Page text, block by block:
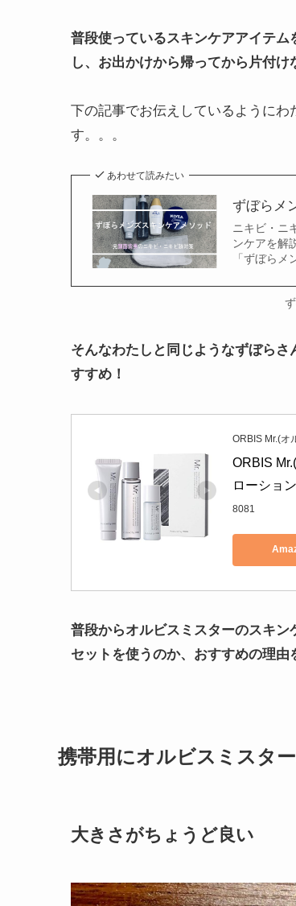
普段使っているスキンケアアイテ
し、お出かけから帰ってから片付け
下の記事でお伝えしているようにわ
す。。。
あわせて読みたい
ずぼらメ
ニキビ・ニ
ンケアを解
「ずぼら
そんなわたしと同じようなずぼら
すすめ！
ORBIS Mr.(オ
ORBIS
ローショ
8081
普段からオルビスミスターのスキ
セットを使うのか、 おすすめの理由
携帯用にオルビスミスタ
大きさがちょうど良い